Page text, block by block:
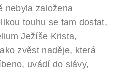
nebyla založena
touhu se tam dostat,
Ježíše Krista,
zvěst naděje, která
uvádí do slávy,